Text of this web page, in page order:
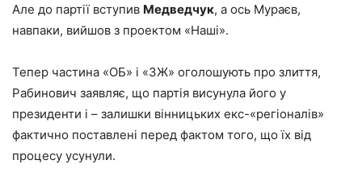
Але до партії вступив Медведчук, а ось Мураєв,
навпаки, вийшов з проектом «Наші».
Тепер частина «ОБ» і «ЗЖ» оголошують про злиття,
Рабинович заявляє, що партія висунула його у
президенти і – залишки вінницьких екс-«регіоналів»
фактично поставлені перед фактом того, що їх від
процесу усунули.